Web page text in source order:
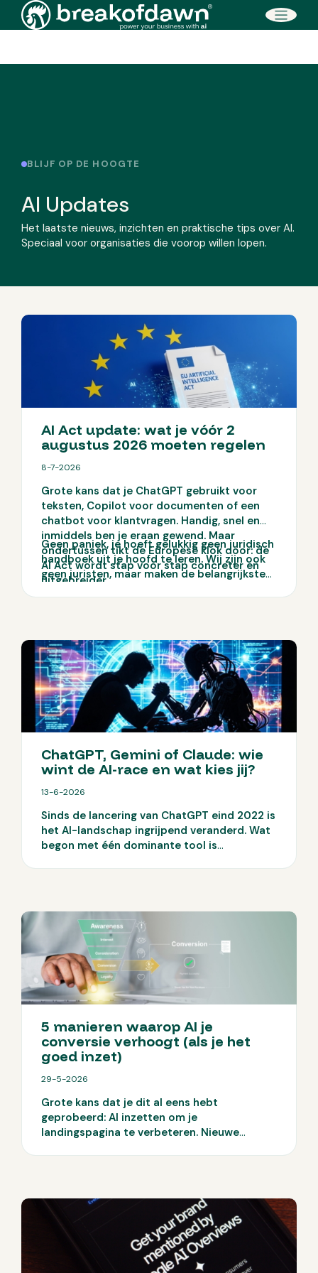
BLIJF OP DE HOOGTE
AI Updates
Het laatste nieuws, inzichten en praktische tips over AI.
Speciaal voor organisaties die voorop willen lopen.
AI Act update: wat je vóór 2
augustus 2026 moeten regelen
8-7-2026
Grote kans dat je ChatGPT gebruikt voor
teksten, Copilot voor documenten of een
chatbot voor klantvragen. Handig, snel en
inmiddels ben je eraan gewend. Maar
ondertussen tikt de Europese klok door: de
AI Act wordt stap voor stap concreter en
uitgebreider.
Geen paniek, je hoeft gelukkig geen juridisch
handboek uit je hoofd te leren. Wij zijn ook
geen juristen, maar maken de belangrijkste
ChatGPT, Gemini of Claude: wie
wint de AI-race en wat kies jij?
13-6-2026
Sinds de lancering van ChatGPT eind 2022 is
het AI-landschap ingrijpend veranderd. Wat
begon met één dominante tool is
belangrijkste ontwikkelingen op een rij en
laten we zien waar elke tool op dit moment
goed in is.
5 manieren waarop AI je
conversie verhoogt (als je het
goed inzet)
29-5-2026
Grote kans dat je dit al eens hebt
geprobeerd: AI inzetten om je
landingspagina te verbeteren. Nieuwe
mkb-bedrijven zitten precies hier: ze
gebruiken AI, maar zien geen echte
conversiegroei. Dus waar gaat het mis? En
belangrijker: hoe zorg je dat AI wél impact
maakt? Hieronder lees je 5 manieren waarop